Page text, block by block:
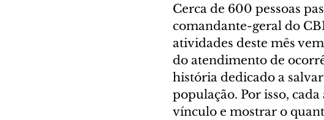
Cerca de 600 pessoas
comandante-geral do
atividades deste mês
do atendimento de
história dedicado a
população. Por isso,
vínculo e mostrar o